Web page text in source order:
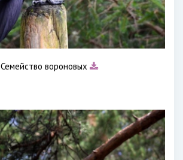
Семейство вороновых